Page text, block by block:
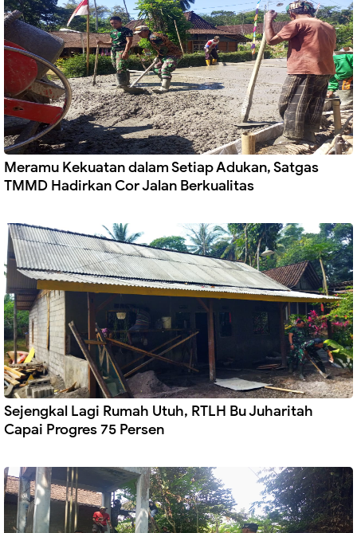
Meramu Kekuatan dalam Setiap Adukan, Satgas
TMMD Hadirkan Cor Jalan Berkualitas
Sejengkal Lagi Rumah Utuh, RTLH Bu Juharitah
Capai Progres 75 Persen